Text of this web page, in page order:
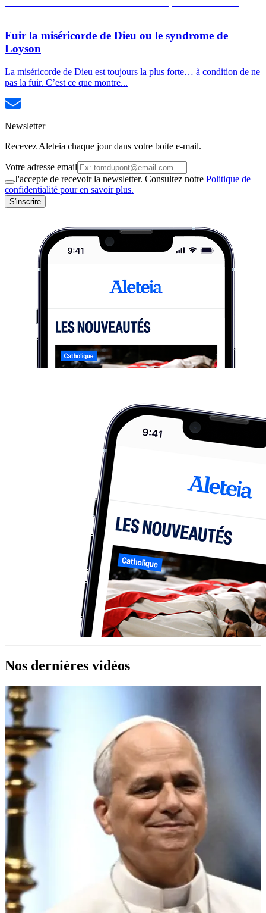
Fuir la miséricorde de Dieu ou le syndrome de
Loyson
La miséricorde de Dieu est toujours la plus forte… à condition de ne
pas la fuir. C’est ce que montre...
Newsletter
Recevez Aleteia chaque jour dans votre boite e-mail.
Votre adresse email
J'accepte de recevoir la newsletter. Consultez notre Politique de
confidentialité pour en savoir plus.
S'inscrire
Nos dernières vidéos